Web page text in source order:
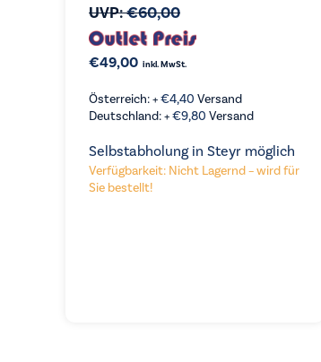
KAUFEN
VERGLEICHEN
UVP:€60,00
€49,00 inkl. MwSt.
Österreich: +€4,40 Versand
Deutschland: +€9,80 Versand
Selbstabholung in Steyr möglich
Verfügbarkeit: Nicht Lagernd – wird für
Sie bestellt!